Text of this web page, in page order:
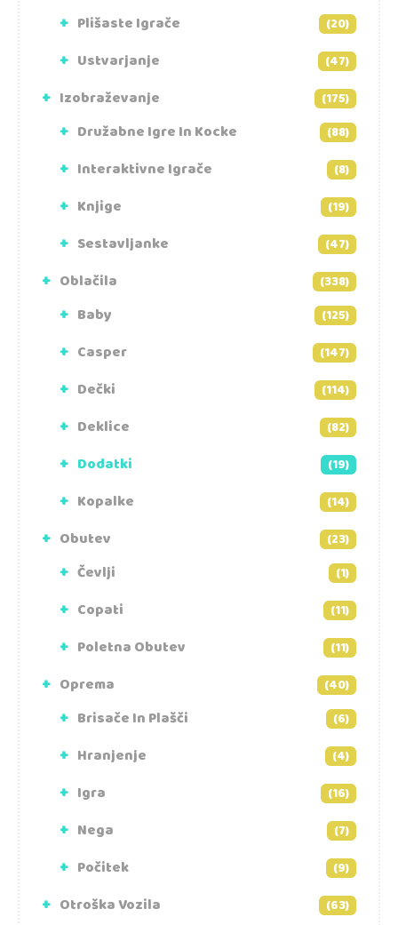
Plišaste Igrače (20)
Ustvarjanje (47)
Izobraževanje (175)
Družabne Igre In Kocke (88)
Interaktivne Igrače (8)
Knjige (19)
Sestavljanke (47)
Oblačila (338)
Baby (125)
Casper (147)
Dečki (114)
Deklice (82)
Dodatki (19)
Kopalke (14)
Obutev (23)
Čevlji (1)
Copati (11)
Poletna Obutev (11)
Oprema (40)
Brisače In Plašči (6)
Hranjenje (4)
Igra (16)
Nega (7)
Počitek (9)
Otroška Vozila (63)